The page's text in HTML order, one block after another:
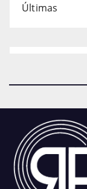
Últimas